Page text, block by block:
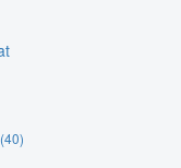
(40)